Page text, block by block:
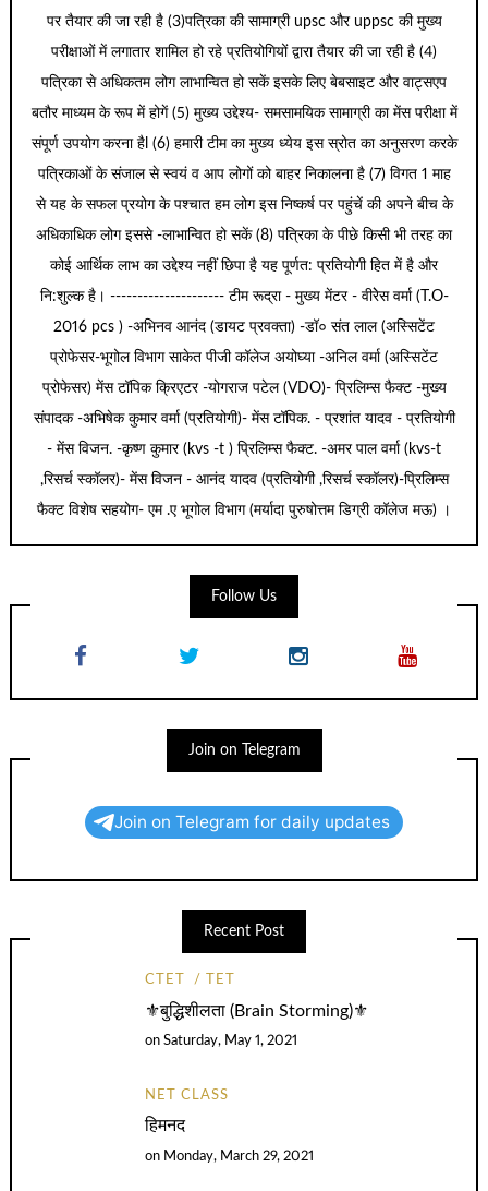
पर तैयार की जा रही है (3)पत्रिका की सामाग्री upsc और uppsc की मुख्य
परीक्षाओं में लगातार शामिल हो रहे प्रतियोगियों द्वारा तैयार की जा रही है (4)
पत्रिका से अधिकतम लोग लाभान्वित हो सकें इसके लिए बेबसाइट और वाट्सएप
बतौर माध्यम के रूप में होगें (5) मुख्य उद्देश्य- समसामयिक सामाग्री का मेंस परीक्षा में
संपूर्ण उपयोग करना हैl (6) हमारी टीम का मुख्य ध्येय इस स्रोत का अनुसरण करके
पत्रिकाओं के संजाल से स्वयं व आप लोगों को बाहर निकालना है (7) विगत 1 माह
से यह के सफल प्रयोग के पश्चात हम लोग इस निष्कर्ष पर पहुंचें की अपने बीच के
अधिकाधिक लोग इससे -लाभान्वित हो सकें (8) पत्रिका के पीछे किसी भी तरह का
कोई आर्थिक लाभ का उद्देश्य नहीं छिपा है यह पूर्णत: प्रतियोगी हित में है और
नि:शुल्क है। --------------------- टीम रूद्रा - मुख्य मेंटर - वीरेेस वर्मा (T.O-
2016 pcs ) -अभिनव आनंद (डायट प्रवक्ता) -डॉ० संत लाल (अस्सिटेंट
प्रोफेसर-भूगोल विभाग साकेत पीजी कॉलेज अयोघ्या -अनिल वर्मा (अस्सिटेंट
प्रोफेसर) मेंस टॉपिक क्रिएटर -योगराज पटेल (VDO)- प्रिलिम्स फैक्ट -मुख्य
संपादक -अभिषेक कुमार वर्मा (प्रतियोगी)- मेंस टॉपिक. - प्रशांत यादव - प्रतियोगी
- मेंस विजन. -कृष्ण कुमार (kvs -t ) प्रिलिम्स फैक्ट. -अमर पाल वर्मा (kvs-t
,रिसर्च स्कॉलर)- मेंस विजन - आनंद यादव (प्रतियोगी ,रिसर्च स्कॉलर)-प्रिलिम्स
फैक्ट विशेष सहयोग- एम .ए भूगोल विभाग (मर्यादा पुरुषोत्तम डिग्री कॉलेज मऊ) ।
Follow Us
Join on Telegram
Join on Telegram for daily updates
Recent Post
CTET TET
⚜️बुद्धिशीलता (Brain Storming)⚜️
onSaturday, May 1, 2021
NET CLASS
हिमनद
on Monday, March 29, 2021